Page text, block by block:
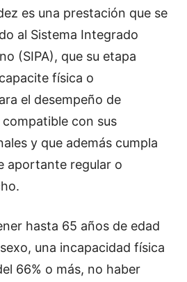
es una prestación que se
al Sistema Integrado
(SIPA), que su etapa
física o
el desempeño de
con sus
y que además cumpla
aportante regular o
hasta 65 años de edad
una incapacidad física
66% o más, no haber